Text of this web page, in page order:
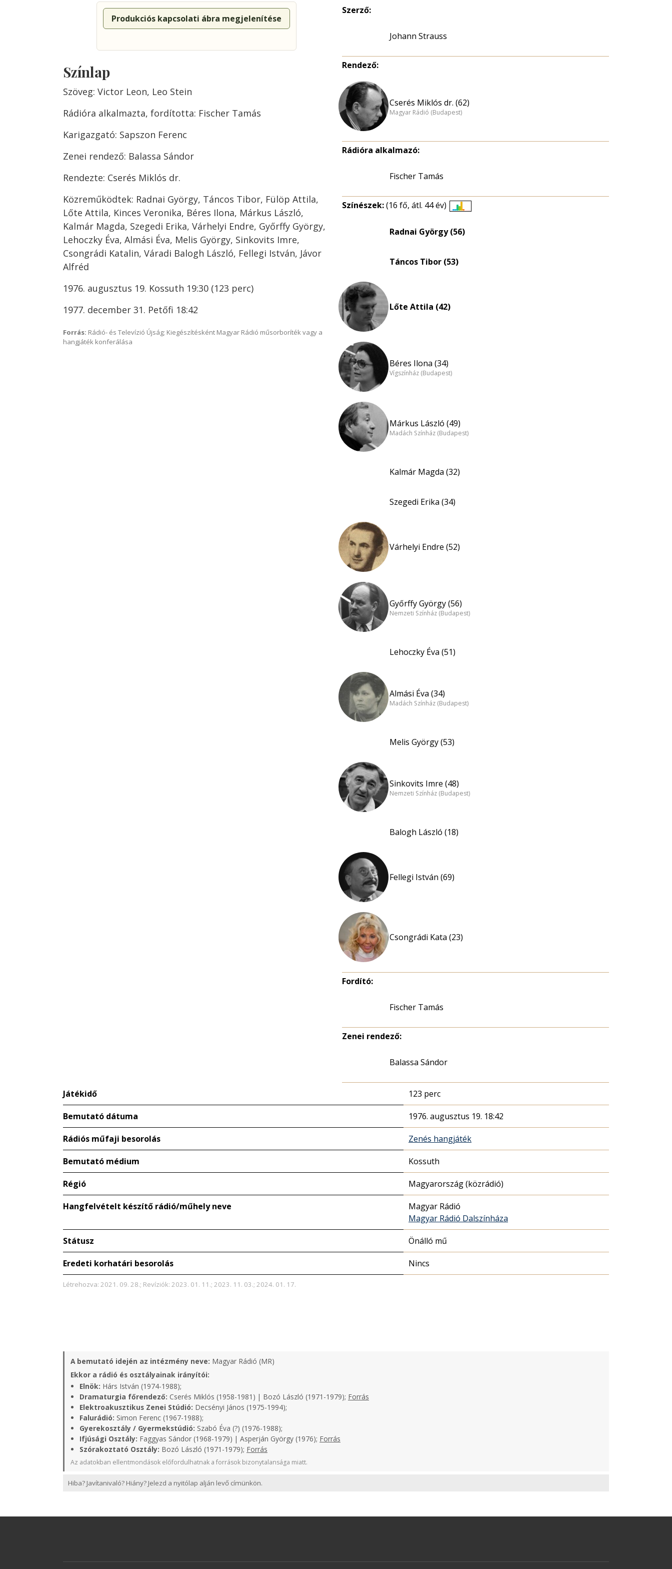
Produkciós kapcsolati ábra megjelenítése
Színlap
Szöveg: Victor Leon, Leo Stein
Rádióra alkalmazta, fordította: Fischer Tamás
Karigazgató: Sapszon Ferenc
Zenei rendező: Balassa Sándor
Rendezte: Cserés Miklós dr.
Közreműködtek: Radnai György, Táncos Tibor, Fülöp Attila,
Lőte Attila, Kinces Veronika, Béres Ilona, Márkus László,
Kalmár Magda, Szegedi Erika, Várhelyi Endre, Győrffy György,
Lehoczky Éva, Almási Éva, Melis György, Sinkovits Imre,
Csongrádi Katalin, Váradi Balogh László, Fellegi István, Jávor
Alfréd
1976. augusztus 19. Kossuth 19:30 (123 perc)
1977. december 31. Petőfi 18:42
Forrás: Rádió- és Televízió Újság; Kiegészítésként Magyar Rádió műsorboríték vagy a
hangjáték konferálása
Szerző:
Johann Strauss
Rendező:
Cserés Miklós dr. (62)
Magyar Rádió (Budapest)
Rádióra alkalmazó:
Fischer Tamás
Színészek:(16 fő, átl. 44 év)
eloszlás
Radnai György (56)
Táncos Tibor (53)
Lőte Attila (42)
Béres Ilona (34)
Vígszínház (Budapest)
Márkus László (49)
Madách Színház (Budapest)
Kalmár Magda (32)
Szegedi Erika (34)
Várhelyi Endre (52)
Győrffy György (56)
Nemzeti Színház (Budapest)
Lehoczky Éva (51)
Almási Éva (34)
Madách Színház (Budapest)
Melis György (53)
Sinkovits Imre (48)
Nemzeti Színház (Budapest)
Balogh László (18)
Fellegi István (69)
Csongrádi Kata (23)
Fordító:
Fischer Tamás
Zenei rendező:
Balassa Sándor
Játékidő 123 perc
Bemutató dátuma 1976. augusztus 19. 18:42
Rádiós műfaji besorolás Zenés hangjáték
Bemutató médium Kossuth
Régió Magyarország (közrádió)
Hangfelvételt készítő rádió/műhely neve
Magyar Rádió
Magyar Rádió Dalszínháza
Státusz Önálló mű
Eredeti korhatári besorolás Nincs
Létrehozva: 2021. 09. 28.; Revíziók: 2023. 01. 11.; 2023. 11. 03.; 2024. 01. 17.
A bemutató idején az intézmény neve: Magyar Rádió (MR)
Ekkor a rádió és osztályainak irányítói:
Elnök: Hárs István (1974-1988);
Dramaturgia főrendező: Cserés Miklós (1958-1981) | Bozó László (1971-1979); Forrás
Elektroakusztikus Zenei Stúdió: Decsényi János (1975-1994);
Falurádió: Simon Ferenc (1967-1988);
Gyerekosztály / Gyermekstúdió: Szabó Éva (?) (1976-1988);
Ifjúsági Osztály: Faggyas Sándor (1968-1979) | Asperján György (1976); Forrás
Szórakoztató Osztály: Bozó László (1971-1979); Forrás
Az adatokban ellentmondások előfordulhatnak a források bizonytalansága miatt.
Hiba? Javítanivaló? Hiány? Jelezd a nyitólap alján levő címünkön.